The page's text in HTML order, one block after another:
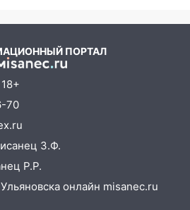
рассказала о том, с
упало на
период для
гороскоп для всех
ПОРТАЛ
70
З.Ф.
Р.Р.
онлайн misanec.ru